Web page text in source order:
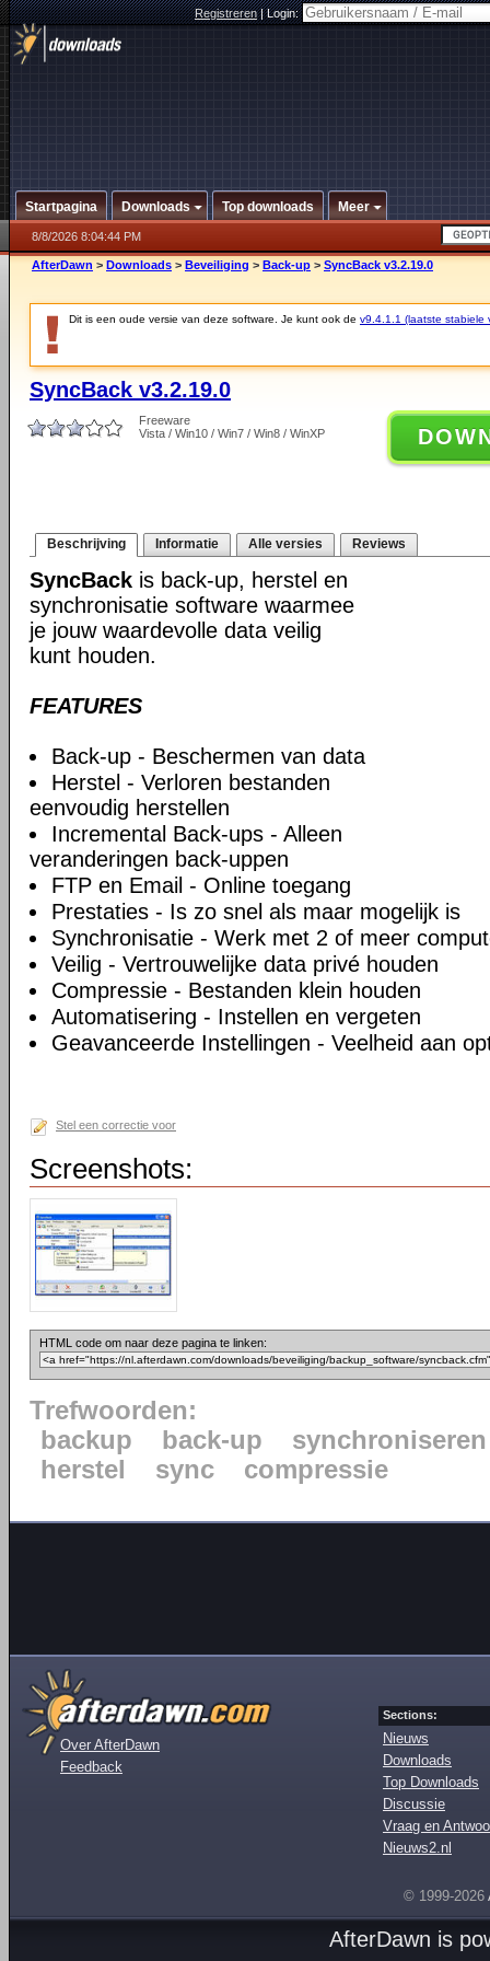
Registreren|Login:
Startpagina Downloads Top downloads Meer
8/8/2026 8:04:44 PM
AfterDawn > Downloads > Beveiliging > Back-up > SyncBack v3.2.19.0
Dit is een oude versie van deze software. Je kunt ook de v9.4.1.1 (laatste stabiele
SyncBack v3.2.19.0
Freeware
Vista / Win10 / Win7 / Win8 / WinXP
Beschrijving Informatie Alle versies Reviews
SyncBack is back-up, herstel en
synchronisatie software waarmee
je jouw waardevolle data veilig
kunt houden.
FEATURES
Back-up - Beschermen van data
Herstel - Verloren bestanden
eenvoudig herstellen
Incremental Back-ups - Alleen
veranderingen back-uppen
FTP en Email - Online toegang
Prestaties - Is zo snel als maar mogelijk is
Synchronisatie - Werk met 2 of meer
Veilig - Vertrouwelijke data privé houden
Compressie - Bestanden klein houden
Automatisering - Instellen en vergeten
Geavanceerde Instellingen - Veelheid aan
Stel een correctie voor
Screenshots:
HTML code om naar deze pagina te linken:
Trefwoorden:
backup
back-up
synchroniseren
herstel
sync compressie
Over AfterDawn
Feedback
Sections:
Nieuws
Downloads
Top Downloads
Discussie
Vraag en
Nieuws2.nl
© 1999-2026
AfterDawn is